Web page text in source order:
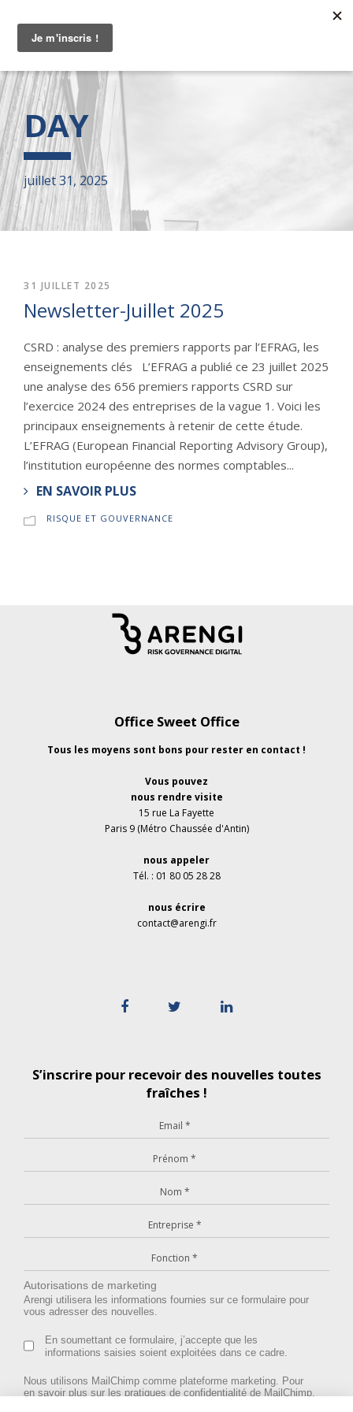
DAY
juillet 31, 2025
31 JUILLET 2025
Newsletter-Juillet 2025
CSRD : analyse des premiers rapports par l’EFRAG, les
enseignements clés L’EFRAG a publié ce 23 juillet 2025
une analyse des 656 premiers rapports CSRD sur
l’exercice 2024 des entreprises de la vague 1. Voici les
principaux enseignements à retenir de cette étude.
L’EFRAG (European Financial Reporting Advisory Group),
l’institution européenne des normes comptables...
EN SAVOIR PLUS
RISQUE ET GOUVERNANCE
Office Sweet Office
Tous les moyens sont bons pour rester en contact !
Vous pouvez
nous rendre visite
15 rue La Fayette
Paris 9 (Métro Chaussée d'Antin)
nous appeler
Tél. : 01 80 05 28 28
nous écrire
contact@arengi.fr
S’inscrire pour recevoir des nouvelles toutes
fraîches !
Autorisations de marketing
Arengi utilisera les informations fournies sur ce formulaire pour
vous adresser des nouvelles.
En soumettant ce formulaire, j’accepte que les
informations saisies soient exploitées dans ce cadre.
Nous utilisons MailChimp comme plateforme marketing. Pour
en savoir plus sur les pratiques de confidentialité de MailChimp,